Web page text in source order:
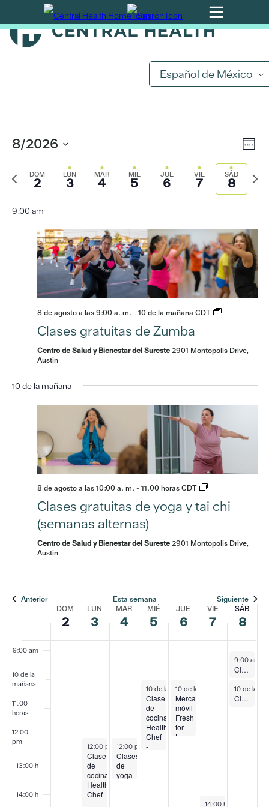
al
contenido
Español de México
de
8/2026
la
fecha.
Semana
anterior
DOM
2
LUN
3
MAR
4
MIÉ
5
JUE
6
VIE
7
SÁB
8
9:00 am
8 de agosto a las 9:00 a. m. -10 de la mañana CDT
Clases gratuitas de Zumba
Centro de Salud y Bienestar del Sureste2901 Montopolis Drive,
Austin
10 de la mañana
8 de agosto a las 10:00 a. m. -11.00 horas CDT
Clases gratuitas de yoga y tai chi
(semanas alternas)
Centro de Salud y Bienestar del Sureste2901 Montopolis Drive,
Austin
Anterior Esta semana Siguiente
Semana
del
Eventos
DOM
2
LUN
3
MAR
4
MIÉ
5
JUE
6
VIE
7
SÁB
8
madrugada
madrugada
mañana
9:00 am
10 de la
mañana
11.00
horas
12:00
pm
13:00 h
14:00 h
de
agosto
de
2026
eventos
en
este
día.
3
de
agosto
de
2026
3 de agosto de 2026
12:00 pm-14.30 h
Clase
de
cocina
Healthy
Chef
-
agosto
de
2026
4 de agosto de 2026
12:00 pm-
Clases
de
yoga
de
agosto
de
2026
5 de agosto de 2026
10 de la mañana
Clase
de
cocina
Healthy
Chef
-
6
de
agosto
de
2026
6 de agosto de 2026
10 de la mañana 12:00 pm
Mercado
móvil
Fresh
for
Less
7
de
agosto
de
2026
7 de agosto de
14:00 h
de
8 de
9:00 am
Clases gratuitas de Zumba
8 de
10 de la
Clases gratuitas de yoga y tai chi (semanas alternas)